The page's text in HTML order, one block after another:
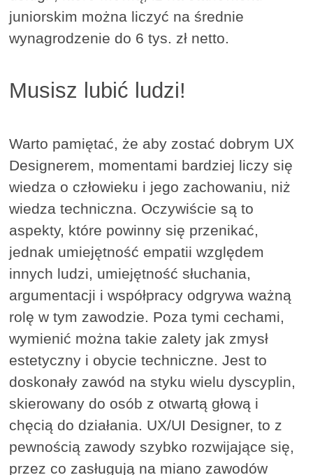
juniorskim można liczyć na średnie
wynagrodzenie do 6 tys. zł netto.
Musisz lubić ludzi!
Warto pamiętać, że aby zostać dobrym UX
Designerem, momentami bardziej liczy się
wiedza o człowieku i jego zachowaniu, niż
wiedza techniczna. Oczywiście są to
aspekty, które powinny się przenikać,
jednak umiejętność empatii względem
innych ludzi, umiejętność słuchania,
argumentacji i współpracy odgrywa ważną
rolę w tym zawodzie. Poza tymi cechami,
wymienić można takie zalety jak zmysł
estetyczny i obycie techniczne. Jest to
doskonały zawód na styku wielu dyscyplin,
skierowany do osób z otwartą głową i
chęcią do działania. UX/UI Designer, to z
pewnością zawody szybko rozwijające się,
przez co zasługują na miano zawodów